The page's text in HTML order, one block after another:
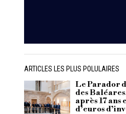
ARTICLES LES PLUS POLULAIRES
Le Parador
des
après 17 ans
d’euros